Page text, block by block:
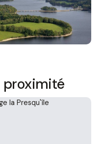
proximité